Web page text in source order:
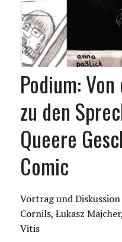
Podium:
zu den
Queere
Comic
Vortrag und
Cornils, Łukasz
Vitis